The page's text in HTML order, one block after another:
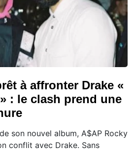
à affronter Drake «
: le clash prend une
son nouvel album, A$AP Rocky
conflit avec Drake. Sans